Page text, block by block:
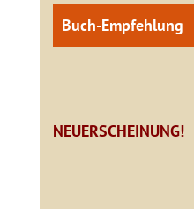
Buch-Empfehlung
NEUERSCHEINUNG!